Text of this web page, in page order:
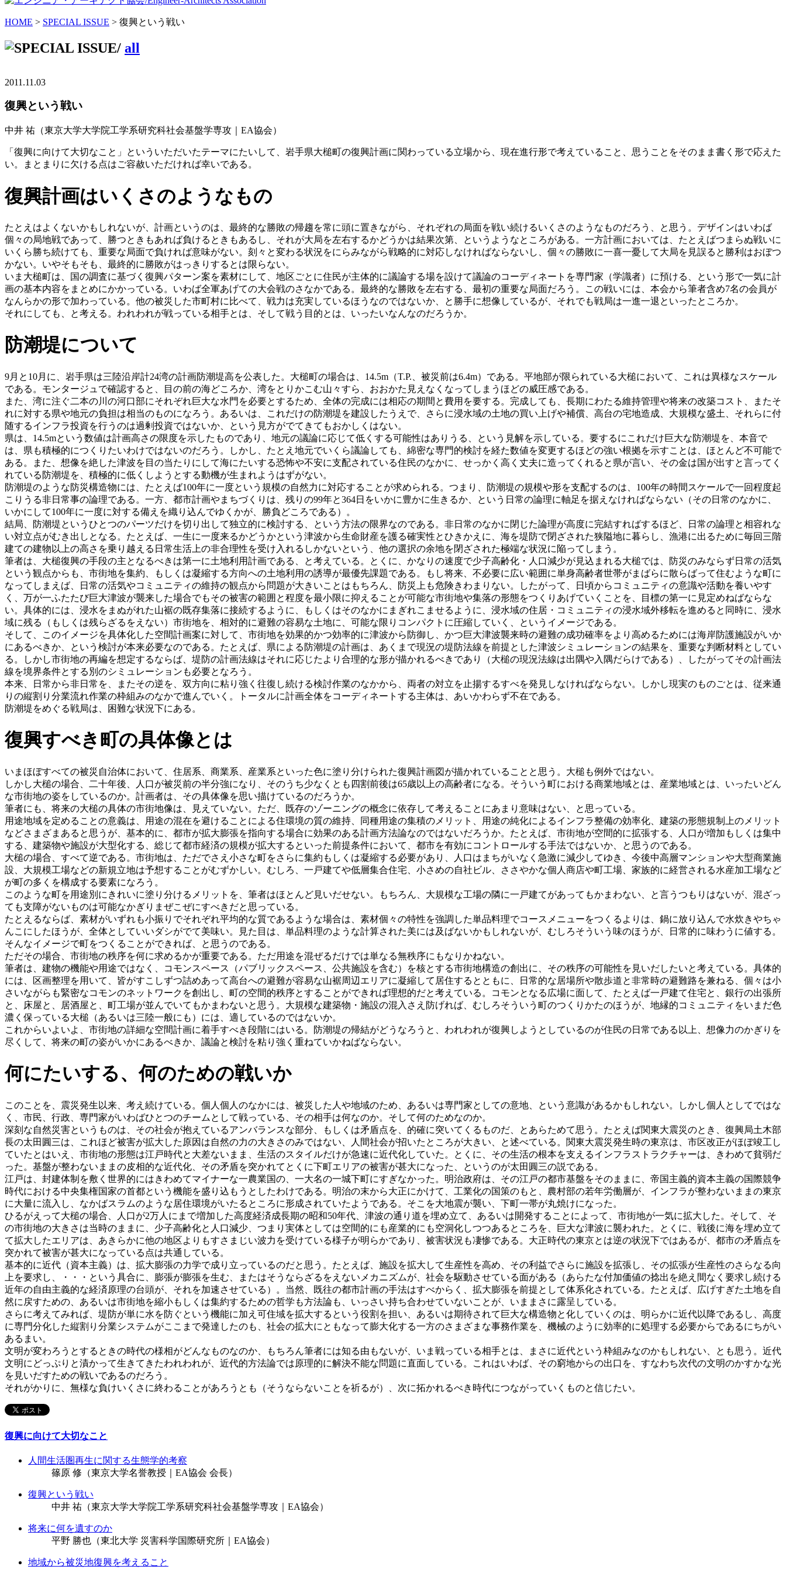
HOME > SPECIAL ISSUE > 復興という戦い
/ all
2011.11.03
復興という戦い
中井 祐 （東京大学大学院工学系研究科社会基盤学専攻｜EA協会）
「復興に向けて大切なこと」といういただいたテーマにたいして、岩手県大槌町の復興計画に関わっている立場から、現在進行形で考えていること、思うことをそのまま書く形で応えた
い。まとまりに欠ける点はご容赦いただければ幸いである。
復興計画はいくさのようなもの
たとえはよくないかもしれないが、計画というのは、最終的な勝敗の帰趨を常に頭に置きながら、それぞれの局面を戦い続けるいくさのようなものだろう、と思う。デザインはいわば
個々の局地戦であって、勝つときもあれば負けるときもあるし、それが大局を左右するかどうかは結果次第、というようなところがある。一方計画においては、たとえばつまらぬ戦いに
いくら勝ち続けても、重要な局面で負ければ意味がない。刻々と変わる状況をにらみながら戦略的に対応しなければならないし、個々の勝敗に一喜一憂して大局を見誤ると勝利はおぼつ
かない。いやそもそも、最終的に勝敗がはっきりするとは限らない。
いま大槌町は、国の調査に基づく復興パターン案を素材にして、地区ごとに住民が主体的に議論する場を設けて議論のコーディネートを専門家（学識者）に預ける、という形で一気に計
画の基本内容をまとめにかかっている。いわば全軍あげての大会戦のさなかである。最終的な勝敗を左右する、最初の重要な局面だろう。この戦いには、本会から筆者含め7名の会員が
なんらかの形で加わっている。他の被災した市町村に比べて、戦力は充実しているほうなのではないか、と勝手に想像しているが、それでも戦局は一進一退といったところか。
それにしても、と考える。われわれが戦っている相手とは、そして戦う目的とは、いったいなんなのだろうか。
防潮堤について
9月と10月に、岩手県は三陸沿岸計24湾の計画防潮堤高を公表した。大槌町の場合は、14.5m（T.P.、被災前は6.4m）である。平地部が限られている大槌において、これは異様なスケール
である。モンタージュで確認すると、目の前の海どころか、湾をとりかこむ山々すら、おおかた見えなくなってしまうほどの威圧感である。
また、湾に注ぐ二本の川の河口部にそれぞれ巨大な水門を必要とするため、全体の完成には相応の期間と費用を要する。完成しても、長期にわたる維持管理や将来の改築コスト、またそ
れに対する県や地元の負担は相当のものになろう。あるいは、これだけの防潮堤を建設したうえで、さらに浸水域の土地の買い上げや補償、高台の宅地造成、大規模な盛土、それらに付
随するインフラ投資を行うのは過剰投資ではないか、という見方がでてきてもおかしくはない。
県は、14.5mという数値は計画高さの限度を示したものであり、地元の議論に応じて低くする可能性はありうる、という見解を示している。要するにこれだけ巨大な防潮堤を、本音で
は、県も積極的につくりたいわけではないのだろう。しかし、たとえ地元でいくら議論しても、綿密な専門的検討を経た数値を変更するほどの強い根拠を示すことは、ほとんど不可能で
ある。また、想像を絶した津波を目の当たりにして海にたいする恐怖や不安に支配されている住民のなかに、せっかく高く丈夫に造ってくれると県が言い、その金は国が出すと言ってく
れている防潮堤を、積極的に低くしようとする動機が生まれようはずがない。
防潮堤のような防災構造物には、たとえば100年に一度という規模の自然力に対応することが求められる。つまり、防潮堤の規模や形を支配するのは、100年の時間スケールで一回程度起
こりうる非日常事の論理である。一方、都市計画やまちづくりは、残りの99年と364日をいかに豊かに生きるか、という日常の論理に軸足を据えなければならない（その日常のなかに、
いかにして100年に一度に対する備えを織り込んでゆくかが、勝負どころである）。
結局、防潮堤というひとつのパーツだけを切り出して独立的に検討する、という方法の限界なのである。非日常のなかに閉じた論理が高度に完結すればするほど、日常の論理と相容れな
い対立点がむき出しとなる。たとえば、一生に一度来るかどうかという津波から生命財産を護る確実性とひきかえに、海を堤防で閉ざされた狭隘地に暮らし、漁港に出るために毎回三階
建ての建物以上の高さを乗り越える日常生活上の非合理性を受け入れるしかないという、他の選択の余地を閉ざされた極端な状況に陥ってしまう。
筆者は、大槌復興の手段の主となるべきは第一に土地利用計画である、と考えている。とくに、かなりの速度で少子高齢化・人口減少が見込まれる大槌では、防災のみならず日常の活気
という観点からも、市街地を集約、もしくは凝縮する方向への土地利用の誘導が最優先課題である。もし将来、不必要に広い範囲に単身高齢者世帯がまばらに散らばって住むような町に
なってしまえば、日常の活気やコミュニティの維持の観点から問題が大きいことはもちろん、防災上も危険きわまりない。したがって、日頃からコミュニティの意識や活動を養いやす
く、万が一ふたたび巨大津波が襲来した場合でもその被害の範囲と程度を最小限に抑えることが可能な市街地や集落の形態をつくりあげていくことを、目標の第一に見定めねばならな
い。具体的には、浸水をまぬがれた山裾の既存集落に接続するように、もしくはそのなかにまぎれこませるように、浸水域の住居・コミュニティの浸水域外移転を進めると同時に、浸水
域に残る（もしくは残らざるをえない）市街地を、相対的に避難の容易な土地に、可能な限りコンパクトに圧縮していく、というイメージである。
そして、このイメージを具体化した空間計画案に対して、市街地を効果的かつ効率的に津波から防御し、かつ巨大津波襲来時の避難の成功確率をより高めるためには海岸防護施設がいか
にあるべきか、という検討が本来必要なのである。たとえば、県による防潮堤の計画は、あくまで現況の堤防法線を前提とした津波シミュレーションの結果を、重要な判断材料としてい
る。しかし市街地の再編を想定するならば、堤防の計画法線はそれに応じたより合理的な形が描かれるべきであり（大槌の現況法線は出隅や入隅だらけである）、したがってその計画法
線を境界条件とする別のシミュレーションも必要となろう。
本来、日常から非日常を、またその逆を、双方向に粘り強く往復し続ける検討作業のなかから、両者の対立を止揚するすべを発見しなければならない。しかし現実のものごとは、従来通
りの縦割り分業流れ作業の枠組みのなかで進んでいく。トータルに計画全体をコーディネートする主体は、あいかわらず不在である。
防潮堤をめぐる戦局は、困難な状況下にある。
復興すべき町の具体像とは
いまほぼすべての被災自治体において、住居系、商業系、産業系といった色に塗り分けられた復興計画図が描かれていることと思う。大槌も例外ではない。
しかし大槌の場合、二十年後、人口が被災前の半分強になり、そのうち少なくとも四割前後は65歳以上の高齢者になる。そういう町における商業地域とは、産業地域とは、いったいどん
な市街地の姿をしているのか。計画者は、その具体像を思い描けているのだろうか。
筆者にも、将来の大槌の具体の市街地像は、見えていない。ただ、既存のゾーニングの概念に依存して考えることにあまり意味はない、と思っている。
用途地域を定めることの意義は、用途の混在を避けることによる住環境の質の維持、同種用途の集積のメリット、用途の純化によるインフラ整備の効率化、建築の形態規制上のメリット
などさまざまあると思うが、基本的に、都市が拡大膨張を指向する場合に効果のある計画方法論なのではないだろうか。たとえば、市街地が空間的に拡張する、人口が増加もしくは集中
する、建築物や施設が大型化する、総じて都市経済の規模が拡大するといった前提条件において、都市を有効にコントロールする手法ではないか、と思うのである。
大槌の場合、すべて逆である。市街地は、ただでさえ小さな町をさらに集約もしくは凝縮する必要があり、人口はまちがいなく急激に減少してゆき、今後中高層マンションや大型商業施
設、大規模工場などの新規立地は予想することがむずかしい。むしろ、一戸建てや低層集合住宅、小さめの自社ビル、ささやかな個人商店や町工場、家族的に経営される水産加工場など
が町の多くを構成する要素になろう。
このような町を用途別にきれいに塗り分けるメリットを、筆者はほとんど見いだせない。もちろん、大規模な工場の隣に一戸建てがあってもかまわない、と言うつもりはないが、混ざっ
ても支障がないものは可能なかぎりまぜこぜにすべきだと思っている。
たとえるならば、素材がいずれも小振りでそれぞれ平均的な質であるような場合は、素材個々の特性を強調した単品料理でコースメニューをつくるよりは、鍋に放り込んで水炊きやちゃ
んこにしたほうが、全体としていいダシがでて美味い。見た目は、単品料理のような計算された美には及ばないかもしれないが、むしろそういう味のほうが、日常的に味わうに値する。
そんなイメージで町をつくることができれば、と思うのである。
ただその場合、市街地の秩序を何に求めるかが重要である。ただ用途を混ぜるだけでは単なる無秩序にもなりかねない。
筆者は、建物の機能や用途ではなく、コモンスペース（パブリックスペース、公共施設を含む）を核とする市街地構造の創出に、その秩序の可能性を見いだしたいと考えている。具体的
には、区画整理を用いて、皆がすこしずつ詰めあって高台への避難が容易な山裾周辺エリアに凝縮して居住するとともに、日常的な居場所や散歩道と非常時の避難路を兼ねる、個々は小
さいながらも緊密なコモンのネットワークを創出し、町の空間的秩序とすることができれば理想的だと考えている。コモンとなる広場に面して、たとえば一戸建て住宅と、銀行の出張所
と、床屋と、居酒屋と、町工場が並んでいてもかまわないと思う。大規模な建築物・施設の混入さえ防げれば、むしろそういう町のつくりかたのほうが、地縁的コミュニティをいまだ色
濃く保っている大槌（あるいは三陸一般にも）には、適しているのではないか。
これからいよいよ、市街地の詳細な空間計画に着手すべき段階にはいる。防潮堤の帰結がどうなろうと、われわれが復興しようとしているのが住民の日常である以上、想像力のかぎりを
尽くして、将来の町の姿がいかにあるべきか、議論と検討を粘り強く重ねていかねばならない。
何にたいする、何のための戦いか
このことを、震災発生以来、考え続けている。個人個人のなかには、被災した人や地域のため、あるいは専門家としての意地、という意識があるかもしれない。しかし個人としてではな
く、市民、行政、専門家がいわばひとつのチームとして戦っている、その相手は何なのか。そして何のためなのか。
深刻な自然災害というものは、その社会が抱えているアンバランスな部分、もしくは矛盾点を、的確に突いてくるものだ、とあらためて思う。たとえば関東大震災のとき、復興局土木部
長の太田圓三は、これほど被害が拡大した原因は自然の力の大きさのみではない、人間社会が招いたところが大きい、と述べている。関東大震災発生時の東京は、市区改正がほぼ竣工し
ていたとはいえ、市街地の形態は江戸時代と大差ないまま、生活のスタイルだけが急速に近代化していた。とくに、その生活の根本を支えるインフラストラクチャーは、きわめて貧弱だ
った。基盤が整わないままの皮相的な近代化、その矛盾を突かれてとくに下町エリアの被害が甚大になった、というのが太田圓三の説である。
江戸は、封建体制を敷く世界的にはきわめてマイナーな一農業国の、一大名の一城下町にすぎなかった。明治政府は、その江戸の都市基盤をそのままに、帝国主義的資本主義の国際競争
時代における中央集権国家の首都という機能を盛り込もうとしたわけである。明治の末から大正にかけて、工業化の国策のもと、農村部の若年労働層が、インフラが整わないままの東京
に大量に流入し、なかばスラムのような居住環境がいたるところに形成されていたようである。そこを大地震が襲い、下町一帯が丸焼けになった。
ひるがえって大槌の場合、人口が2万人にまで増加した高度経済成長期の昭和50年代、津波の通り道を埋め立て、あるいは開発することによって、市街地が一気に拡大した。そして、そ
の市街地の大きさは当時のままに、少子高齢化と人口減少、つまり実体としては空間的にも産業的にも空洞化しつつあるところを、巨大な津波に襲われた。とくに、戦後に海を埋め立て
て拡大したエリアは、あきらかに他の地区よりもすさまじい波力を受けている様子が明らかであり、被害状況も凄惨である。大正時代の東京とは逆の状況下ではあるが、都市の矛盾点を
突かれて被害が甚大になっている点は共通している。
基本的に近代（資本主義）は、拡大膨張の力学で成り立っているのだと思う。たとえば、施設を拡大して生産性を高め、その利益でさらに施設を拡張し、その拡張が生産性のさらなる向
上を要求し、・・・という具合に、膨張が膨張を生む、またはそうならざるをえないメカニズムが、社会を駆動させている面がある（あらたな付加価値の捻出を絶え間なく要求し続ける
近年の自由主義的な経済原理の台頭が、それを加速させている）。当然、既往の都市計画の手法はすべからく、拡大膨張を前提として体系化されている。たとえば、広げすぎた土地を自
然に戻すための、あるいは市街地を縮小もしくは集約するための哲学も方法論も、いっさい持ち合わせていないことが、いままさに露呈している。
さらに考えてみれば、堤防が単に水を防ぐという機能に加え可住域を拡大するという役割を担い、あるいは期待されて巨大な構造物と化していくのは、明らかに近代以降であるし、高度
に専門分化した縦割り分業システムがここまで発達したのも、社会の拡大にともなって膨大化する一方のさまざまな事務作業を、機械のように効率的に処理する必要からであるにちがい
あるまい。
文明が変わろうとするときの時代の様相がどんなものなのか、もちろん筆者には知る由もないが、いま戦っている相手とは、まさに近代という枠組みなのかもしれない、とも思う。近代
文明にどっぷりと漬かって生きてきたわれわれが、近代的方法論では原理的に解決不能な問題に直面している。これはいわば、その窮地からの出口を、すなわち次代の文明のかすかな光
を見いだすための戦いであるのだろう。
それがかりに、無様な負けいくさに終わることがあろうとも（そうならないことを祈るが）、次に拓かれるべき時代につながっていくものと信じたい。
復興に向けて大切なこと
人間生活圏再生に関する生態学的考察
篠原 修 （東京大学名誉教授｜EA協会 会長）
復興という戦い
中井 祐 （東京大学大学院工学系研究科社会基盤学専攻｜EA協会）
将来に何を遺すのか
平野 勝也 （東北大学 災害科学国際研究所｜EA協会）
地域から被災地復興を考えること